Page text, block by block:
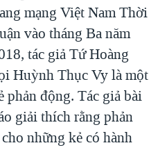
mạng Việt Nam Thời
vào tháng Ba năm
tác giả Tứ Hoàng
Huỳnh Thục Vy là một
phản động. Tác giả bài
giải thích rằng phản
những kẻ có hành